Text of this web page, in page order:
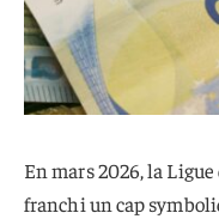
En mars 2026, la
franchi un cap